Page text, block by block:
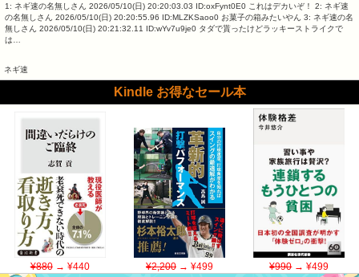
1: ネギ速の名無しさん 2026/05/10(日) 20:20:03.03 ID:oxFynt0E0 これはデカいぞ！ 2: ネギ速
の名無しさん 2026/05/10(日) 20:20:55.96 ID:MLZKSaoo0 お菓子の箱みたいやん 3: ネギ速の名
無しさん 2026/05/10(日) 20:21:32.11 ID:wYv7u9je0 タダで貰ったけどラッキーストライクで
は…
ネギ速
Kindle お得なセール本
¥880→ ¥440 ¥2,200→ ¥499 ¥990→ ¥499